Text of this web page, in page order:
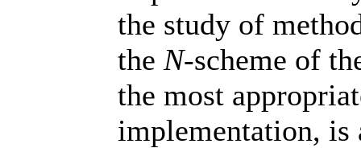
the study of
the N-scheme of
the most
implementation,